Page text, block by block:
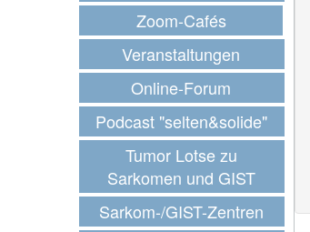
Zoom-Cafés
Veranstaltungen
Online-Forum
Podcast "selten&solide"
Tumor Lotse zu
Sarkomen und GIST
Sarkom-/GIST-Zentren